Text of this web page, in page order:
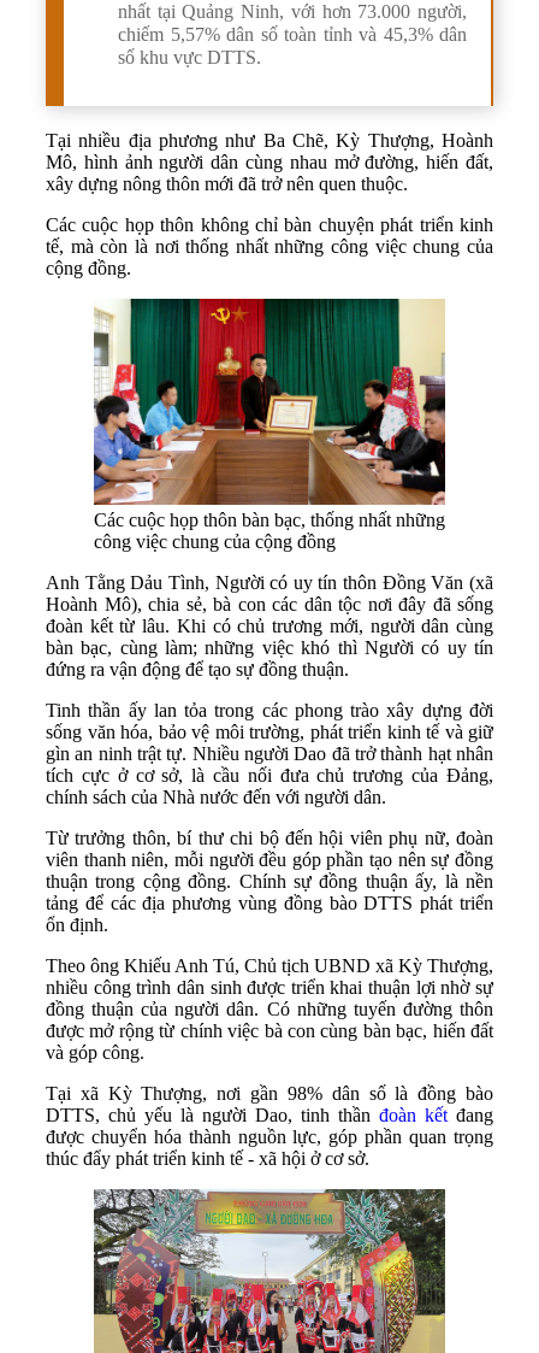
nhất tại Quảng Ninh, với hơn 73.000 người,
chiếm 5,57% dân số toàn tỉnh và 45,3% dân
số khu vực DTTS.
Tại nhiều địa phương như Ba Chẽ, Kỳ Thượng, Hoành
Mô, hình ảnh người dân cùng nhau mở đường, hiến đất,
xây dựng nông thôn mới đã trở nên quen thuộc.
Các cuộc họp thôn không chỉ bàn chuyện phát triển kinh
tế, mà còn là nơi thống nhất những công việc chung của
cộng đồng.
Các cuộc họp thôn bàn bạc, thống nhất những
công việc chung của cộng đồng
Anh Tằng Dảu Tình, Người có uy tín thôn Đồng Văn (xã
Hoành Mô), chia sẻ, bà con các dân tộc nơi đây đã sống
đoàn kết từ lâu. Khi có chủ trương mới, người dân cùng
bàn bạc, cùng làm; những việc khó thì Người có uy tín
đứng ra vận động để tạo sự đồng thuận.
Tinh thần ấy lan tỏa trong các phong trào xây dựng đời
sống văn hóa, bảo vệ môi trường, phát triển kinh tế và giữ
gìn an ninh trật tự. Nhiều người Dao đã trở thành hạt nhân
tích cực ở cơ sở, là cầu nối đưa chủ trương của Đảng,
chính sách của Nhà nước đến với người dân.
Từ trưởng thôn, bí thư chi bộ đến hội viên phụ nữ, đoàn
viên thanh niên, mỗi người đều góp phần tạo nên sự đồng
thuận trong cộng đồng. Chính sự đồng thuận ấy, là nền
tảng để các địa phương vùng đồng bào DTTS phát triển
ổn định.
Theo ông Khiếu Anh Tú, Chủ tịch UBND xã Kỳ Thượng,
nhiều công trình dân sinh được triển khai thuận lợi nhờ sự
đồng thuận của người dân. Có những tuyến đường thôn
được mở rộng từ chính việc bà con cùng bàn bạc, hiến đất
và góp công.
Tại xã Kỳ Thượng, nơi gần 98% dân số là đồng bào
DTTS, chủ yếu là người Dao, tinh thần đoàn kết đang
được chuyển hóa thành nguồn lực, góp phần quan trọng
thúc đẩy phát triển kinh tế - xã hội ở cơ sở.